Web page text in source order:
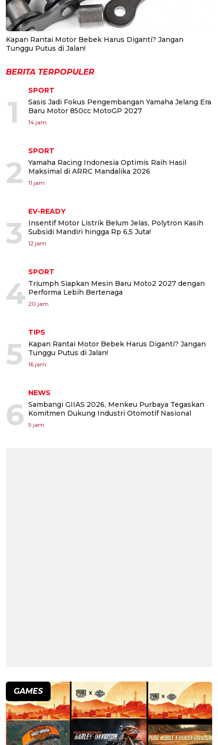
Kapan Rantai Motor Bebek Harus Diganti? Jangan
Tunggu Putus di Jalan!
BERITA TERPOPULER
1
SPORT
Sasis Jadi Fokus Pengembangan Yamaha Jelang Era
Baru Motor 850cc MotoGP 2027
14 jam
2
SPORT
Yamaha Racing Indonesia Optimis Raih Hasil
Maksimal di ARRC Mandalika 2026
11 jam
3
EV-READY
Insentif Motor Listrik Belum Jelas, Polytron Kasih
Subsidi Mandiri hingga Rp 6,5 Juta!
12 jam
4
SPORT
Triumph Siapkan Mesin Baru Moto2 2027 dengan
Performa Lebih Bertenaga
20 jam
5
TIPS
Kapan Rantai Motor Bebek Harus Diganti? Jangan
Tunggu Putus di Jalan!
16 jam
6
NEWS
Sambangi GIIAS 2026, Menkeu Purbaya Tegaskan
Komitmen Dukung Industri Otomotif Nasional
9 jam
GAMES